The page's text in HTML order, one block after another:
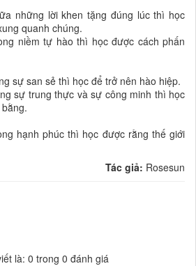
những lời khen tặng đúng lúc thì học
quanh chúng.
niềm tự hào thì học được cách phấn
sự san sẻ thì học để trở nên hào hiệp.
sự trung thực và sự công minh thì học
hạnh phúc thì học được rằng thế giới
Tác giả: Rosesun
là: 0 trong 0 đánh giá